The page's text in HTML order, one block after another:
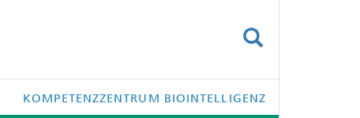
KOMPETENZZENTRUM BIOINTELLIGENZ